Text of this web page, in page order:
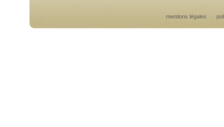
mentions légales